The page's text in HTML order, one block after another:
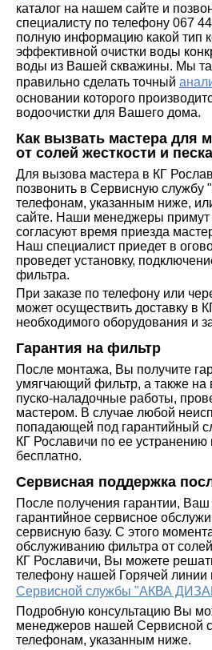
каталог на нашем сайте и
специалисту по телефону 067
полную информацию какой тип
эффективной очистки воды
воды из Вашей скважины. Мы
правильно сделать точный
основании которого
водоочистки для Вашего дома.
Как вызвать мастера для
от солей жесткости и
Для вызова мастера в КГ
позвонить в Сервисную
телефонам, указанным ниже,
сайте. Наши менеджеры примут
согласуют время приезда
Наш специалист приедет в
проведет установку,
фильтра.
При заказе по телефону или
может осуществить доставку в
необходимого оборудования и
Гарантия на фильтр
После монтажа, Вы получите
умягчающий фильтр, а также на
пуско-наладочные работы,
мастером. В случае любой
попадающей под гарантийный
КГ Рославичи по ее устранению
бесплатно.
Сервисная поддержка
После получения гарантии, Ваш
гарантийное сервисное
сервисную базу. С этого
обслуживанию фильтра от
КГ Рославичи, Вы можете
телефону нашей Горячей линии
Сервисной службы "АКВА
Подробную консультацию Вы
менеджеров нашей Сервисной
телефонам, указанным ниже.